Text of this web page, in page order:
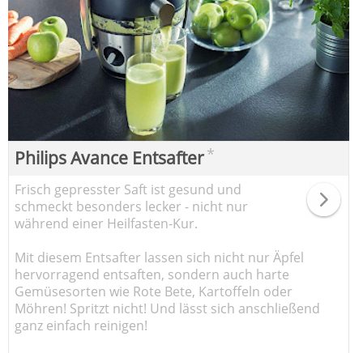
Philips Avance Entsafter*
Frisch gepresster Saft ist gesund und
schmeckt besonders lecker - nicht nur
während einer Heilfasten-Kur.
Mit diesem Entsafter lassen sich nicht nur Äpfel
hervorragend entsaften, sondern auch harte
Gemüsesorten wie Rote Bete, Kartoffeln oder
Möhren! Spritzt nicht! Und lässt sich anschließend
ganz einfach reinigen!